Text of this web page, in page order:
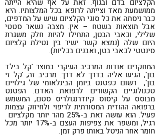
הקלציום בדם ובגוף. זאת על אף שהיא הייתה
ממושמעת מאד וצייתה לרופא בכל המלצותיו. היא
כבר ניסתה את כל סוגי הקלציום שיש על המדפים,
אבל תוצאות בשטח – אין. מצבה נשאר סטטי
שלילי, וכאבי הבטן, התחילו להיות חלק משגרת
היום שלה (נמצא קשר ישיר בין נטילת קלציום
סינטטי לכאבי בטן, ואבנים בכליות).
המחקרים אודות המרכיב העיקרי במוצר 'קל בילד
בון', הגיעו אליה בדרך לא דרך. מרכיב זה, 'קל זי
בון', רשום כפטנט ביומן הבינלאומי של גילויים
טכנולוגיים הקשורים לרפואת האדם. הפטנט
מבוסס על קיסוס קיודרנגולריס סטם, המשמש
ברפואה ההודית המסורתית לריפוי ולחיזוק עצמות
פעיל. הוא עושה זאת ב-25% מהר יותר מקלציום
רגיל, ומשפר את צפיפות העצם ב-17% יותר מכל
חומר אחר הניטל באותו פרק זמן.